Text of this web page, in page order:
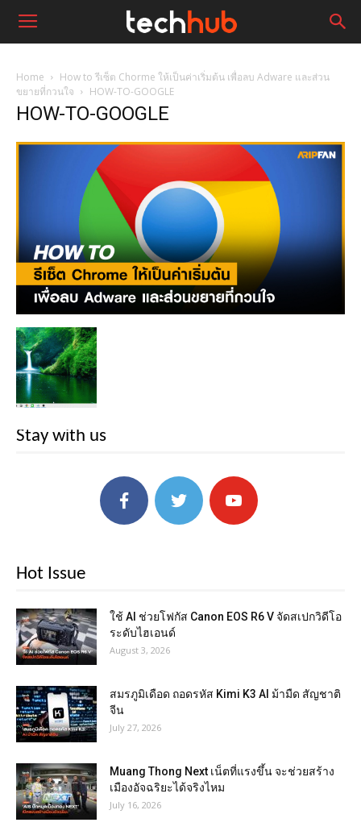
Home
How to รีเซ็ต Chorme ให้เป็นค่าเริ่มต้น เพื่อลบ Adware และส่วน
ขยายที่กวนใจ
HOW-TO-GOOGLE
HOW-TO-GOOGLE
Stay with us
Hot Issue
ใช้ AI ช่วยโฟกัส Canon EOS R6 V จัดสเปกวิดีโอ
ระดับไฮเอนด์
August 3, 2026
สมรภูมิเดือด ถอดรหัส Kimi K3 AI ม้ามืด สัญชาติ
จีน
July 27, 2026
Muang Thong Next เน็ตที่แรงขึ้น จะช่วยสร้าง
เมืองอัจฉริยะได้จริงไหม
July 16, 2026